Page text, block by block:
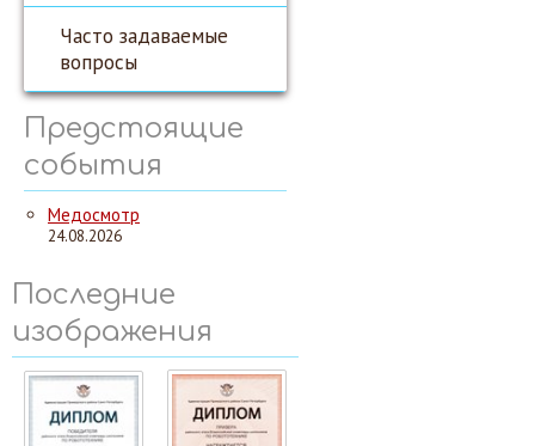
Часто задаваемые
вопросы
Предстоящие
события
Медосмотр
24.08.2026
Последние
изображения